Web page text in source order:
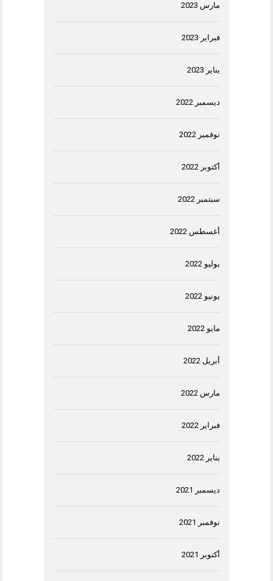
مارس 2023
فبراير 2023
يناير 2023
ديسمبر 2022
نوفمبر 2022
أكتوبر 2022
سبتمبر 2022
أغسطس 2022
يوليو 2022
يونيو 2022
مايو 2022
أبريل 2022
مارس 2022
فبراير 2022
يناير 2022
ديسمبر 2021
نوفمبر 2021
أكتوبر 2021